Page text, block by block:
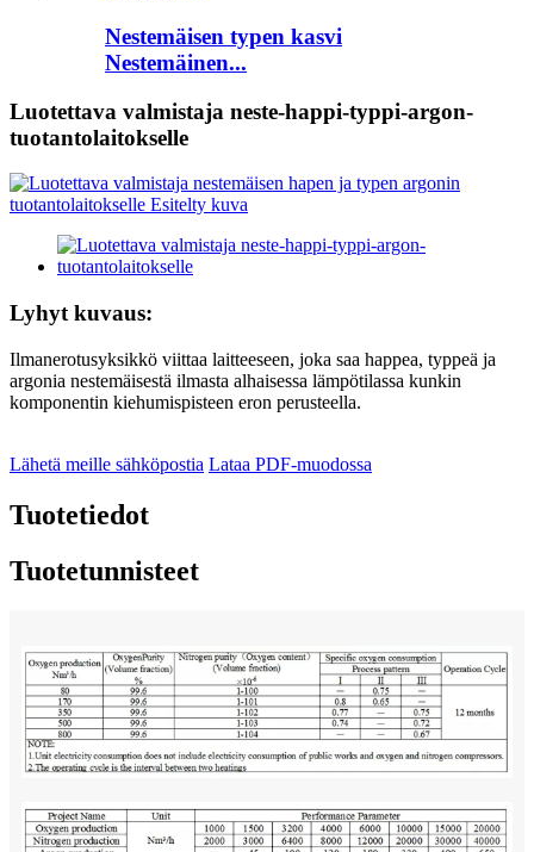
Nestemäisen typen kasvi
Nestemäinen...
Luotettava valmistaja neste-happi-typpi-argon-
tuotantolaitokselle
Lyhyt kuvaus:
Ilmanerotusyksikkö viittaa laitteeseen, joka saa happea, typpeä ja
argonia nestemäisestä ilmasta alhaisessa lämpötilassa kunkin
komponentin kiehumispisteen eron perusteella.
Lähetä meille sähköpostia Lataa PDF-muodossa
Tuotetiedot
Tuotetunnisteet